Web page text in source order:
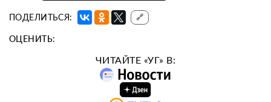
ПОДЕЛИТЬСЯ: 🔗
ОЦЕНИТЬ:
ЧИТАЙТЕ «УГ» В: